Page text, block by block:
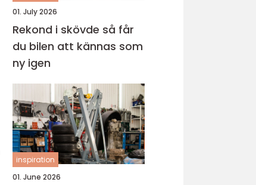
01. July 2026
Rekond i skövde så får
du bilen att kännas som
ny igen
inspiration
01. June 2026